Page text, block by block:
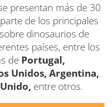
presentan más de 30
de los principales
dinosaurios de
países, entre los
de Portugal,
Unidos, Argentina,
entre otros.